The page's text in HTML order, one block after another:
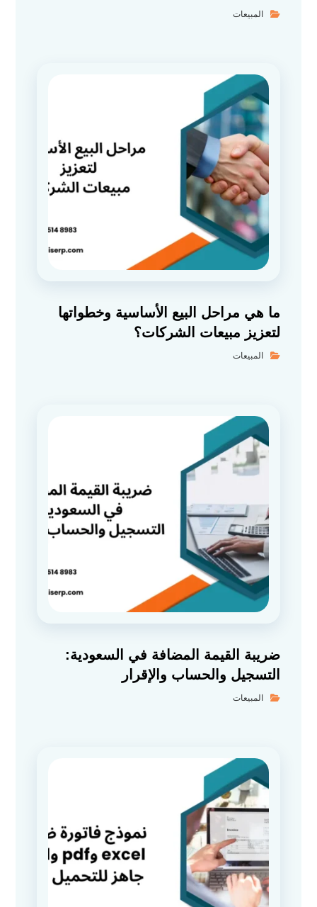
المبيعات
ما هي مراحل البيع الأساسية وخطواتها
لتعزيز مبيعات الشركات؟
المبيعات
ضريبة القيمة المضافة في السعودية:
التسجيل والحساب والإقرار
المبيعات